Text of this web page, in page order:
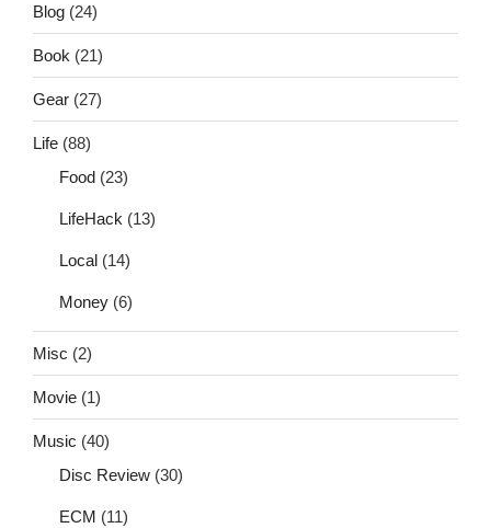
Blog (24)
Book (21)
Gear (27)
Life (88)
Food (23)
LifeHack (13)
Local (14)
Money (6)
Misc (2)
Movie (1)
Music (40)
Disc Review (30)
ECM (11)